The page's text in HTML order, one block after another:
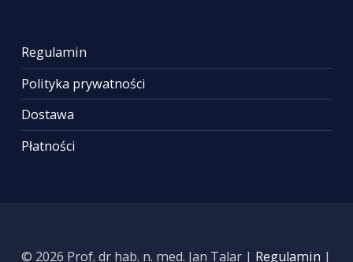
Regulamin
Polityka prywatności
Dostawa
Płatności
© 2026 Prof. dr hab. n. med. Jan Talar | Regulamin |